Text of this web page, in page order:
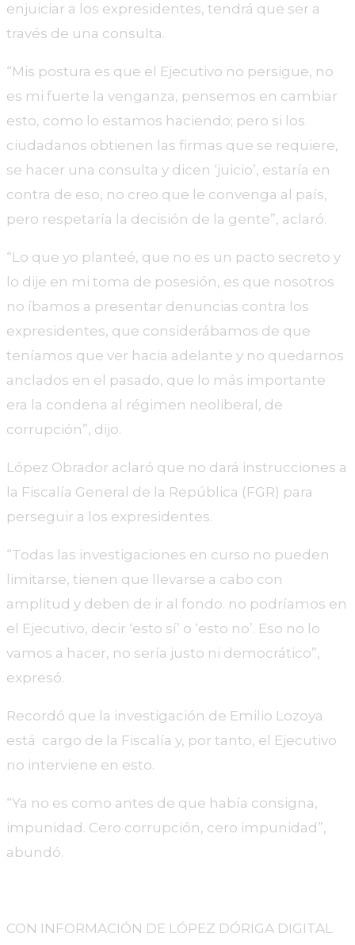
enjuiciar a los expresidentes, tendrá que ser a
través de una consulta.
“Mis postura es que el Ejecutivo no persigue, no
es mi fuerte la venganza, pensemos en cambiar
esto, como lo estamos haciendo; pero si los
ciudadanos obtienen las firmas que se requiere,
se hacer una consulta y dicen ‘juicio’, estaría en
contra de eso, no creo que le convenga al país,
pero respetaría la decisión de la gente”, aclaró.
“Lo que yo planteé, que no es un pacto secreto y
lo dije en mi toma de posesión, es que nosotros
no íbamos a presentar denuncias contra los
expresidentes, que considerábamos de que
teníamos que ver hacia adelante y no quedarnos
anclados en el pasado, que lo más importante
era la condena al régimen neoliberal, de
corrupción”, dijo.
López Obrador aclaró que no dará instrucciones a
la Fiscalía General de la República (FGR) para
perseguir a los expresidentes.
“Todas las investigaciones en curso no pueden
limitarse, tienen que llevarse a cabo con
amplitud y deben de ir al fondo. no podríamos en
el Ejecutivo, decir ‘esto sí’ o ‘esto no’. Eso no lo
vamos a hacer, no sería justo ni democrático”,
expresó.
Recordó que la investigación de Emilio Lozoya
está cargo de la Fiscalía y, por tanto, el Ejecutivo
no interviene en esto.
“Ya no es como antes de que había consigna,
impunidad. Cero corrupción, cero impunidad”,
abundó.
CON INFORMACIÓN DE LÓPEZ DÓRIGA DIGITAL